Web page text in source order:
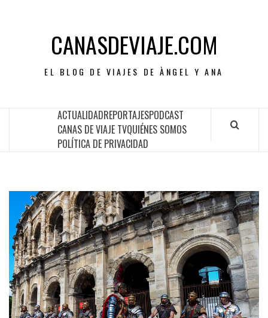
CANASDEVIAJE.COM
EL BLOG DE VIAJES DE ÀNGEL Y ANA
ACTUALIDADREPORTAJESPODCAST
CANAS DE VIAJE TVQUIÉNES SOMOS
POLÍTICA DE PRIVACIDAD